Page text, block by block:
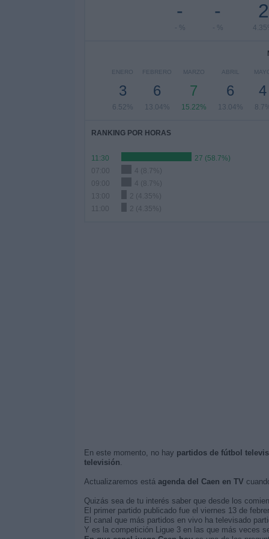
-
- %
-
- %
2
ENERO
3
6.52%
FEBRERO
6
13.04%
MARZO
7
15.22%
ABRIL
6
13.04%
4
8.7%
RANKING POR HORAS
11:30
27 (58.7%)
07:00
4 (8.7%)
09:00
4 (8.7%)
13:00
2 (4.35%)
2 (4.35%)
En este momento, no hay partidos de fútbol
televisión.
Actualizaremos está agenda del Caen en TV
Quizás sea de tu interés saber que desde los
El primer partido publicado fue el viernes 13 de
El canal que más partidos en vivo ha televisado
Y es la competición Ligue 3 en las que más veces